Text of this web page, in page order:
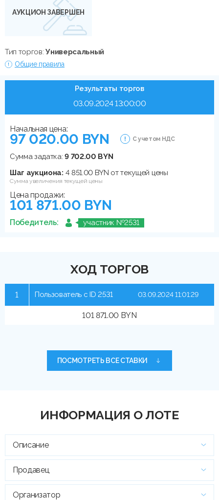
АУКЦИОН ЗАВЕРШЕН
Тип торгов:Универсальный
Общие правила
Результаты торгов
03.09.2024 13:00:00
Начальная цена:
97 020.00 BYN С учетом НДС
Сумма задатка:9 702.00 BYN
Шаг аукциона: 4 851.00 BYN от текущей цены
Сумма увеличения текущей цены
Цена продажи:
101 871.00 BYN
Победитель: участник №2531
ХОД ТОРГОВ
1 Пользователь с ID 2531
101 871.00 BYN
03.09.2024 11:01:29
ПОСМОТРЕТЬ ВСЕ СТАВКИ
ИНФОРМАЦИЯ О ЛОТЕ
Описание
Продавец
Организатор